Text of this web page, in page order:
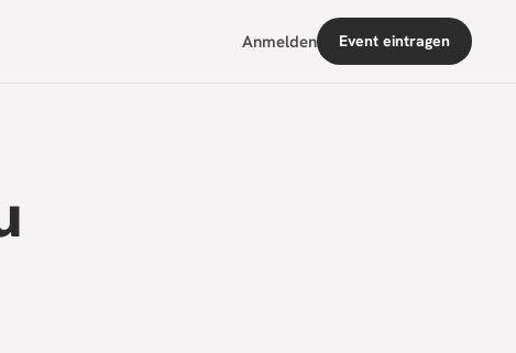
Anmelden Event eintragen